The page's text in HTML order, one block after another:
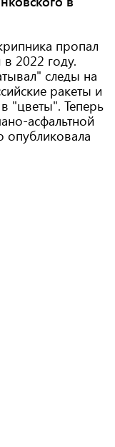
пропал
2022 году.
следы на
ракеты и
"цветы". Теперь
асфальтной
опубликовала